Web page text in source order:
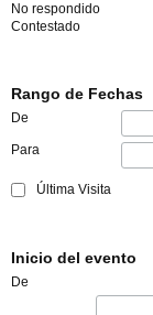
No respondido
Contestado
Rango de Fechas
De
Para
Última Visita
Inicio del evento
De